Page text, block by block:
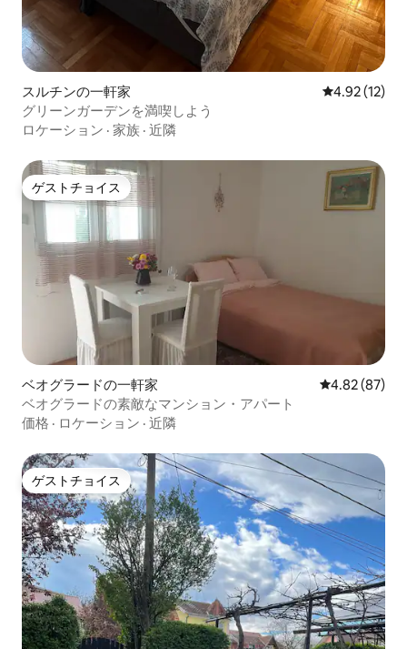
スルチンの一軒家 レビュー12
4.92 (12)
グリーンガーデンを満喫しよう
ロケーション · 家族 · 近隣
ゲストチョイス
ゲストチョイス
ベオグラードの一軒家 レビュー87
4.82 (87)
ベオグラードの素敵なマンション・アパート
価格 · ロケーション · 近隣
ゲストチョイス
ゲストチョイス